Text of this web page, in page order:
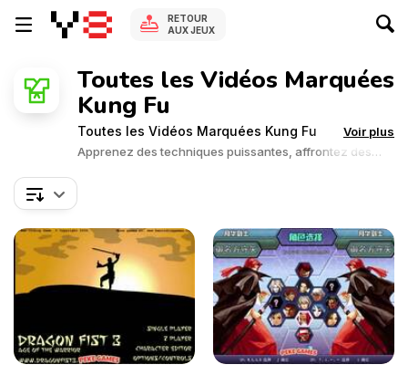
RETOUR
AUX JEUX
Toutes les Vidéos Marquées
Kung Fu
Toutes les Vidéos Marquées Kung Fu
Apprenez des techniques puissantes, affrontez des
Voir plus